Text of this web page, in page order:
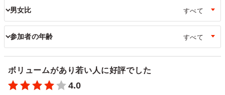
男女比
参加者の年齢
ボリュームがあり若い人に好評でした
4.0